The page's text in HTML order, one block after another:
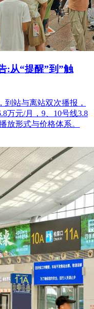
:从“提醒”到”触
站与离站双次播报，
万元/月，9、10号线3.8
放形式与价格体系。